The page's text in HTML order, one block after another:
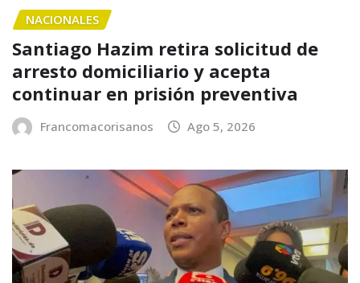
NACIONALES
Santiago Hazim retira solicitud de
arresto domiciliario y acepta
continuar en prisión preventiva
Francomacorisanos Ago 5, 2026